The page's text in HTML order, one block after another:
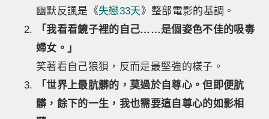
幽默反諷是《失戀33天》整部電影的基調。
「我看看鏡子裡的自己……是個姿色不佳的吸毒
婦女。」
笑著看自己狼狽，反而是最堅強的樣子。
「世界上最肮髒的，莫過於自尊心。但即便肮
髒，餘下的一生，我也需要這自尊心的如影相